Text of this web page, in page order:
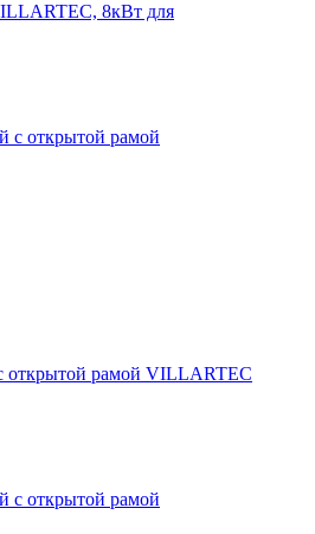
8кВт для
открытой рамой VILLARTEC